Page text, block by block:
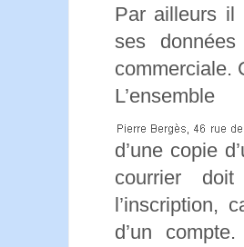
Par ailleurs il
ses
commerciale.
d’une copie
courrier
l’inscription,
d’un